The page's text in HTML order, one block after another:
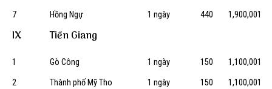
7
Hồng Ngự 1 ngày 440 1,900,001
IX Tiền Giang
1 Gò Công 1 ngày 150
1,100,001
2
Thành phố Mỹ Tho 1 ngày 150
1,100,001